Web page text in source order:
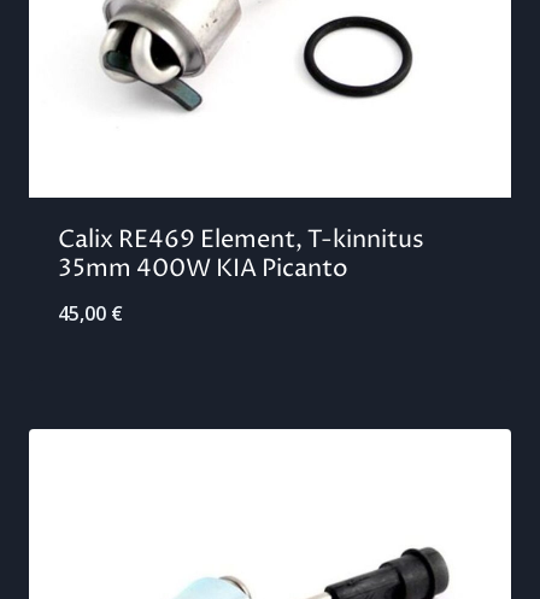
Calix RE469 Element, T-kinnitus
35mm 400W KIA Picanto
45,00 €